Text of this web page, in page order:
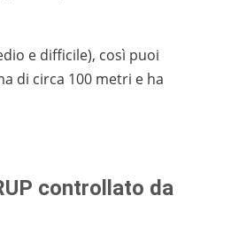
e difficile), così puoi
di circa 100 metri e ha
controllato da